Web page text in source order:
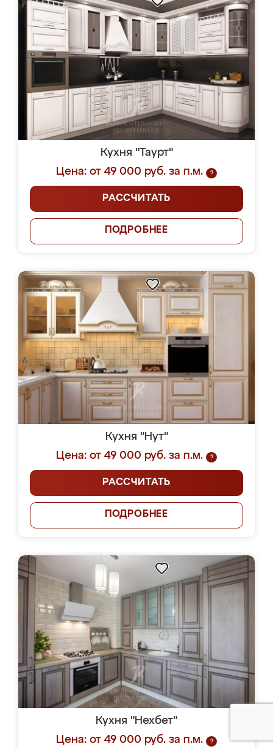
Кухня "Таурт"
Цена: от 49 000 руб. за п.м.
?
РАССЧИТАТЬ
ПОДРОБНЕЕ
Кухня "Нут"
Цена: от 49 000 руб. за п.м.
?
РАССЧИТАТЬ
ПОДРОБНЕЕ
Кухня "Нехбет"
Цена: от 49 000 руб. за п.м.
?